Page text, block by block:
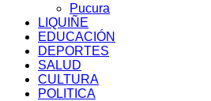
Pucura
LIQUIÑE
EDUCACIÓN
DEPORTES
SALUD
CULTURA
POLITICA